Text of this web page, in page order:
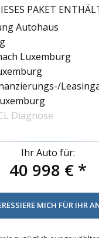
PAKET
Autohaus
Luxemburg
Diagnose
Ihr Auto für:
40 998 € *